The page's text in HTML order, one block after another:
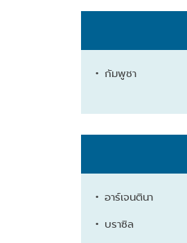
• กัมพูชา
• อาร์เจนตินา
• บราซิล